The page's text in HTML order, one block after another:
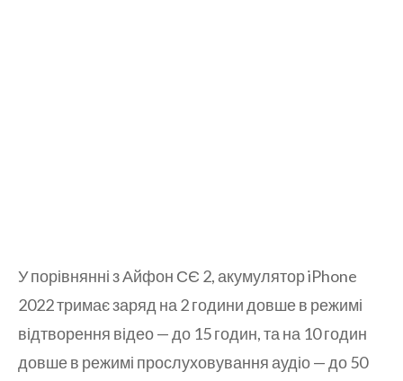
У порівнянні з Айфон СЄ 2, акумулятор iPhone
2022 тримає заряд на 2 години довше в режимі
відтворення відео — до 15 годин, та на 10 годин
довше в режимі прослуховування аудіо — до 50